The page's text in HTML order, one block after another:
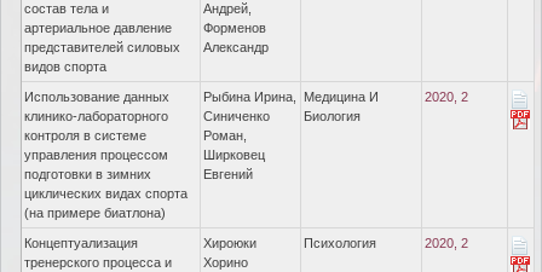
состав тела и
артериальное давление
представителей силовых
видов спорта
Андрей,
Форменов
Александр
Использование данных
клинико-лабораторного
контроля в системе
управления процессом
подготовки в зимних
циклических видах спорта
(на примере биатлона)
Рыбина Ирина,
Синиченко
Роман,
Ширковец
Евгений
Медицина И
Биология
2020, 2
Концептуализация
тренерского процесса и
Хироюки
Хорино
Психология 2020, 2